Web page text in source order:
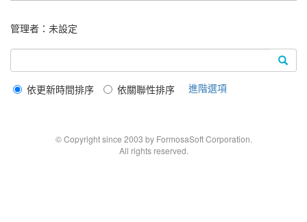
管理者：未設定
依更新時間排序 依關聯性排序 進階選項
© Copyright since 2003 by FormosaSoft Corporation.
All rights reserved.